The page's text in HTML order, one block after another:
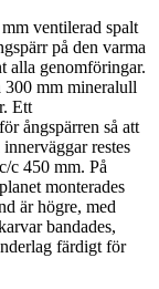
ventilerad spalt
på den varma
alla genomföringar.
mm mineralull
Ett
ångspärren så att
restes
c 450 mm. På
monterades
är högre, med
bandades,
färdigt för